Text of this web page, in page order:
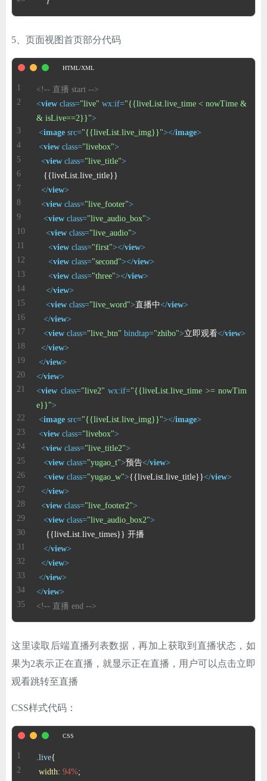
5、页面视图首页部分代码
<!-- 直播 start -->
<view class="live" wx:if="{{liveList.live_time < nowTime &
& isLive==2}}">
<image src="{{liveList.live_img}}"></image>
<view class="livebox">
<view class="live_title">
</view>
<view class="live_footer">
<view class="live_audio_box">
<view class="live_audio">
<view class="first"></view>
<view class="second"></view>
<view class="three"></view>
</view>
<view class="live_word">直播中</view>
</view>
<view class="live_btn" bindtap="zhibo">立即观看</view>
</view>
</view>
</view>
<view class="live2" wx:if="{{liveList.live_time >= nowTim
e}}">
<image src="{{liveList.live_img}}"></image>
<view class="livebox">
<view class="live_title2">
<view class="yugao_t">预告</view>
<view class="yugao_w">{{liveList.live_title}}</view>
</view>
<view class="live_footer2">
<view class="live_audio_box2">
</view>
</view>
</view>
</view>
<!-- 直播 end -->
这里读取后端直播列表数据，再加上获取到直播状态，如
果为2表示正在直播，就显示正在直播，用户可以点击立即
观看跳转至直播
CSS样式代码：
.live
width: 94%